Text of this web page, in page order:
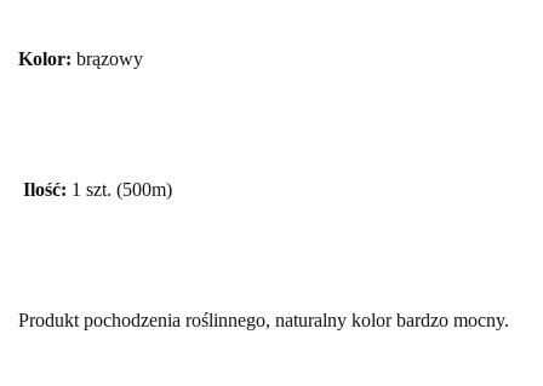
Kolor: brązowy
Ilość: 1 szt. (500m)
Produkt pochodzenia roślinnego, naturalny kolor bardzo mocny.